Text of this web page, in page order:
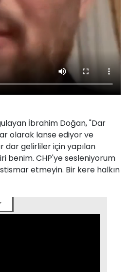
İbrahim Doğan, "Dar
olarak lanse ediyor ve
dar gelirliler için yapılan
benim. CHP'ye sesleniyorum
etmeyin. Bir kere halkın